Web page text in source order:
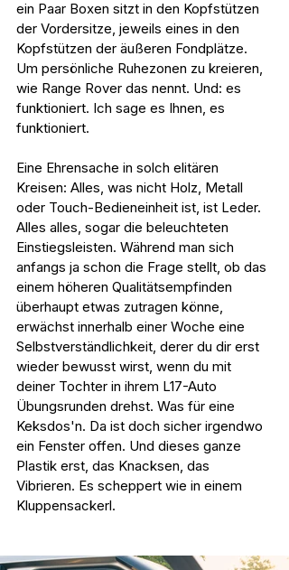
ein Paar Boxen sitzt in den Kopfstützen
der Vordersitze, jeweils eines in den
Kopfstützen der äußeren Fondplätze.
Um persönliche Ruhezonen zu kreieren,
wie Range Rover das nennt. Und: es
funktioniert. Ich sage es Ihnen, es
funktioniert.
Eine Ehrensache in solch elitären
Kreisen: Alles, was nicht Holz, Metall
oder Touch-Bedieneinheit ist, ist Leder.
Alles alles, sogar die beleuchteten
Einstiegsleisten. Während man sich
anfangs ja schon die Frage stellt, ob das
einem höheren Qualitätsempfinden
überhaupt etwas zutragen könne,
erwächst innerhalb einer Woche eine
Selbstverständlichkeit, derer du dir erst
wieder bewusst wirst, wenn du mit
deiner Tochter in ihrem L17-Auto
Übungsrunden drehst. Was für eine
Keksdos'n. Da ist doch sicher irgendwo
ein Fenster offen. Und dieses ganze
Plastik erst, das Knacksen, das
Vibrieren. Es scheppert wie in einem
Kluppensackerl.